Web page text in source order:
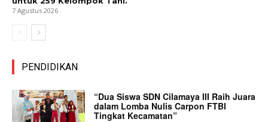
7 Agustus 2026
PENDIDIKAN
“Dua Siswa SDN Cilamaya III Raih Juara
dalam Lomba Nulis Carpon FTBI
Tingkat Kecamatan”